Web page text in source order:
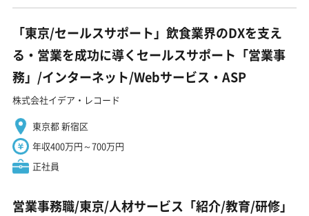
「東京/セールスサポート」飲食業界のDXを支え
る・営業を成功に導くセールスサポート「営業事
務」/インターネット/Webサービス・ASP
株式会社イデア・レコード
東京都 新宿区
年収400万円～700万円
正社員
営業事務職/東京/人材サービス「紹介/教育/研修」